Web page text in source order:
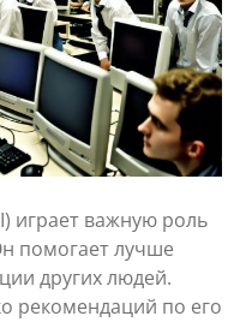
играет важную роль
помогает лучше
других людей.
рекомендаций по его